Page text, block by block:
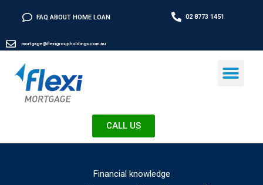
FAQ ABOUT HOME LOAN 02 8773 1451
mortgage@flexigroupholdings.com.au
CALL US
Financial knowledge